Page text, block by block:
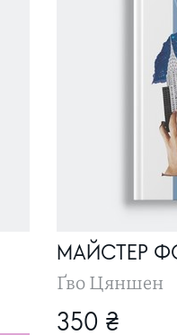
МАЙСТЕР
Ґво Цяншен
350 ₴